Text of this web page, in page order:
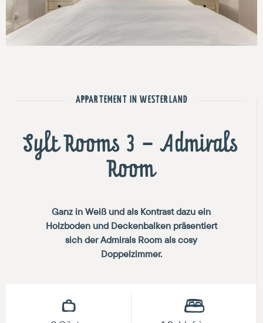
APPARTEMENT IN WESTERLAND
Sylt Rooms 3 – Admirals
Room
Ganz in Weiß und als Kontrast dazu ein
Holzboden und Deckenbalken präsentiert
sich der Admirals Room als cosy
Doppelzimmer.